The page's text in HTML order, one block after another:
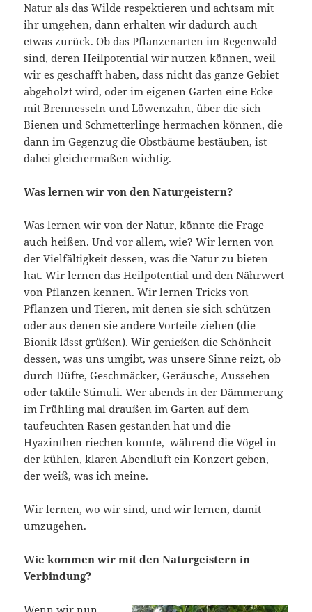
Natur als das Wilde respektieren und achtsam mit
ihr umgehen, dann erhalten wir dadurch auch
etwas zurück. Ob das Pflanzenarten im Regenwald
sind, deren Heilpotential wir nutzen können, weil
wir es geschafft haben, dass nicht das ganze Gebiet
abgeholzt wird, oder im eigenen Garten eine Ecke
mit Brennesseln und Löwenzahn, über die sich
Bienen und Schmetterlinge hermachen können, die
dann im Gegenzug die Obstbäume bestäuben, ist
dabei gleichermaßen wichtig.
Was lernen wir von den Naturgeistern?
Was lernen wir von der Natur, könnte die Frage
auch heißen. Und vor allem, wie? Wir lernen von
der Vielfältigkeit dessen, was die Natur zu bieten
hat. Wir lernen das Heilpotential und den Nährwert
von Pflanzen kennen. Wir lernen Tricks von
Pflanzen und Tieren, mit denen sie sich schützen
oder aus denen sie andere Vorteile ziehen (die
Bionik lässt grüßen). Wir genießen die Schönheit
dessen, was uns umgibt, was unsere Sinne reizt, ob
durch Düfte, Geschmäcker, Geräusche, Aussehen
oder taktile Stimuli. Wer abends in der Dämmerung
im Frühling mal draußen im Garten auf dem
taufeuchten Rasen gestanden hat und die
Hyazinthen riechen konnte, während die Vögel in
der kühlen, klaren Abendluft ein Konzert geben,
der weiß, was ich meine.
Wir lernen, wo wir sind, und wir lernen, damit
umzugehen.
Wie kommen wir mit den Naturgeistern in
Verbindung?